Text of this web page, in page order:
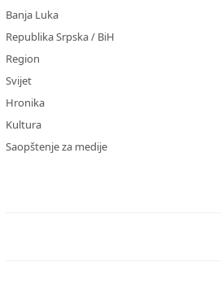
Banja Luka
Republika Srpska / BiH
Region
Svijet
Hronika
Kultura
Saopštenje za medije